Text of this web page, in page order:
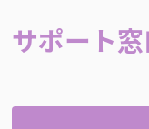
サポート